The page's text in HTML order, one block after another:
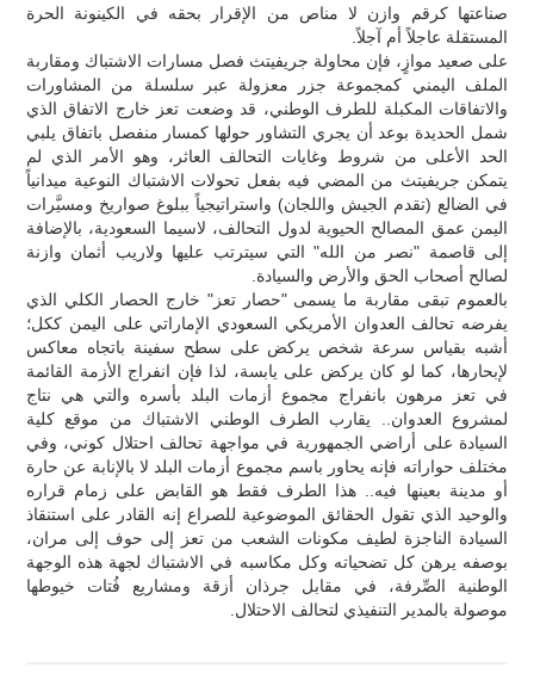
صناعتها كرقم وازن لا مناص من الإقرار بحقه في الكينونة الحرة
المستقلة عاجلاً أم آجلاً.
على صعيد موازٍ، فإن محاولة جريفيتث فصل مسارات الاشتباك ومقاربة
الملف اليمني كمجموعة جزر معزولة عبر سلسلة من المشاورات
والاتفاقات المكبلة للطرف الوطني، قد وضعت تعز خارج الاتفاق الذي
شمل الحديدة بوعد أن يجري التشاور حولها كمسار منفصل باتفاق يلبي
الحد الأعلى من شروط وغايات التحالف العاثر، وهو الأمر الذي لم
يتمكن جريفيتث من المضي فيه بفعل تحولات الاشتباك النوعية ميدانياً
في الضالع (تقدم الجيش واللجان) واستراتيجياً ببلوغ صواريخ ومسيَّرات
اليمن عمق المصالح الحيوية لدول التحالف، لاسيما السعودية، بالإضافة
إلى قاصمة "نصر من الله" التي سيترتب عليها ولاريب أثمان وازنة
لصالح أصحاب الحق والأرض والسيادة.
بالعموم تبقى مقاربة ما يسمى "حصار تعز" خارج الحصار الكلي الذي
يفرضه تحالف العدوان الأمريكي السعودي الإماراتي على اليمن ككل؛
أشبه بقياس سرعة شخص يركض على سطح سفينة باتجاه معاكس
لإبحارها، كما لو كان يركض على يابسة، لذا فإن انفراج الأزمة القائمة
في تعز مرهون بانفراج مجموع أزمات البلد بأسره والتي هي نتاج
لمشروع العدوان.. يقارب الطرف الوطني الاشتباك من موقع كلية
السيادة على أراضي الجمهورية في مواجهة تحالف احتلال كوني، وفي
مختلف حواراته فإنه يحاور باسم مجموع أزمات البلد لا بالإنابة عن حارة
أو مدينة بعينها فيه.. هذا الطرف فقط هو القابض على زمام قراره
والوحيد الذي تقول الحقائق الموضوعية للصراع إنه القادر على استنقاذ
السيادة الناجزة لطيف مكونات الشعب من تعز إلى حوف إلى مران،
بوصفه يرهن كل تضحياته وكل مكاسبه في الاشتباك لجهة هذه الوجهة
الوطنية الصِّرفة، في مقابل جرذان أزقة ومشاريع فُتات خيوطها
موصولة بالمدير التنفيذي لتحالف الاحتلال.